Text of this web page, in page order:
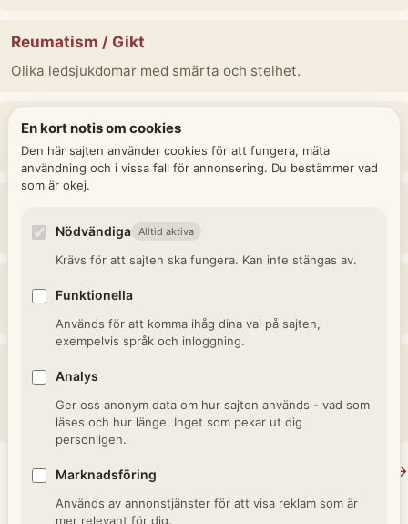
Reumatism / Gikt
Olika ledsjukdomar med smärta och stelhet.
Frusen ihjäl
Död av köld, vanligt under stränga vintrar.
Synonym för rabies, namngett efter sväljsymptomen.
Njursot
Sjukdom i njurarna, kunde leda till vattusot och död.
Urinsten / Blåssten
Se alla termer i Sjukdomar och dödsorsaker →
En kort notis om cookies
Den här sajten använder cookies för att fungera, mäta
användning och i vissa fall för annonsering. Du bestämmer vad
som är okej.
Nödvändiga Alltid aktiva
Krävs för att sajten ska fungera. Kan inte stängas av.
Funktionella
Används för att komma ihåg dina val på sajten,
exempelvis språk och inloggning.
Analys
Ger oss anonym data om hur sajten används - vad som
läses och hur länge. Inget som pekar ut dig
personligen.
Marknadsföring
Används av annonstjänster för att visa reklam som är
mer relevant för dig.